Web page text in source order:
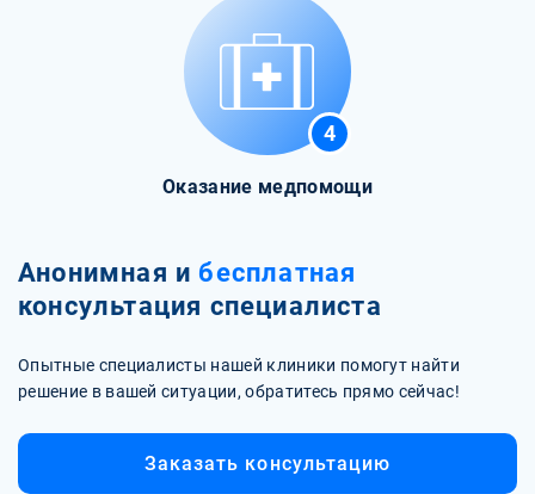
4
Оказание медпомощи
Анонимная и бесплатная
консультация специалиста
Опытные специалисты нашей клиники помогут найти
решение в вашей ситуации, обратитесь прямо сейчас!
Заказать консультацию